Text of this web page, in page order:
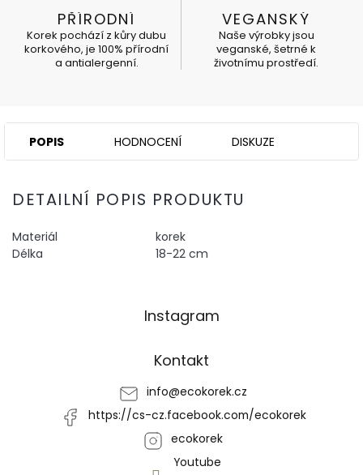
PŘÍRODNÍ
Korek pochází z kůry dubu
korkového, je 100% přírodní
a antialergenní.
VEGANSKÝ
Naše výrobky jsou
veganské, šetrné k
životnímu prostředí.
POPIS HODNOCENÍ DISKUZE
DETAILNÍ POPIS PRODUKTU
Materiál
korek
Délka
18-22 cm
Instagram
Kontakt
info@ecokorek.cz
https://cs-cz.facebook.com/ecokorek
ecokorek
Youtube